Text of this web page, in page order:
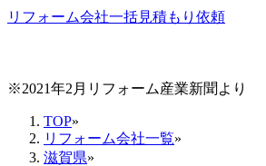
リフォーム会社一括見積もり依頼
※2021年2月リフォーム産業新聞より
TOP»
リフォーム会社一覧»
滋賀県»